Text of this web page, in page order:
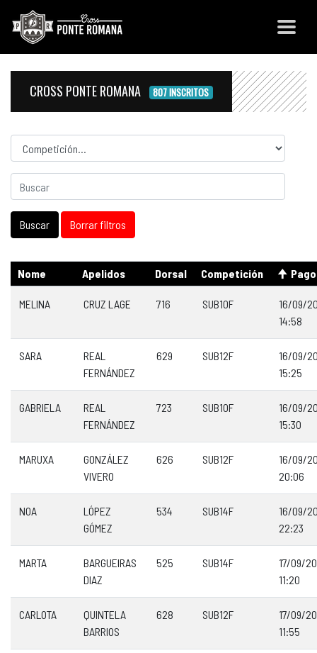
CROSS PONTE ROMANA 807 INSCRITOS
Competicion
Nome Apelidos Dorsal Competición Pago
MELINA CRUZ LAGE 716 SUB10F
16/09/
14:58
SARA
REAL
FERNÁNDEZ
629 SUB12F
16/09/
15:25
GABRIELA
REAL
FERNÁNDEZ
723 SUB10F
16/09/
15:30
MARUXA
GONZÁLEZ
VIVERO
626 SUB12F
16/09/
20:06
NOA
LÓPEZ
GÓMEZ
534 SUB14F
16/09/
22:23
MARTA
BARGUEIRAS
DIAZ
525 SUB14F
17/09/
11:20
CARLOTA
QUINTELA
BARRIOS
628 SUB12F
17/09/
11:55